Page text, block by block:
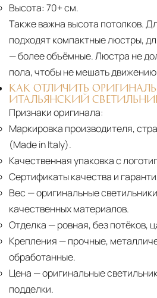
Высота: 70+ см.
Также важна высота потолков.
подходят компактные люстры,
— более объёмные. Люстра не
пола, чтобы не мешать
КАК ОТЛИЧИТЬ
ИТАЛЬЯНСКИЙ
Признаки оригинала:
Маркировка производителя,
(Made in Italy).
Качественная упаковка с
Сертификаты качества и
Вес — оригинальные
качественных материалов.
Отделка — ровная, без потёков,
Крепления — прочные,
обработанные.
Цена — оригинальные
подделки.